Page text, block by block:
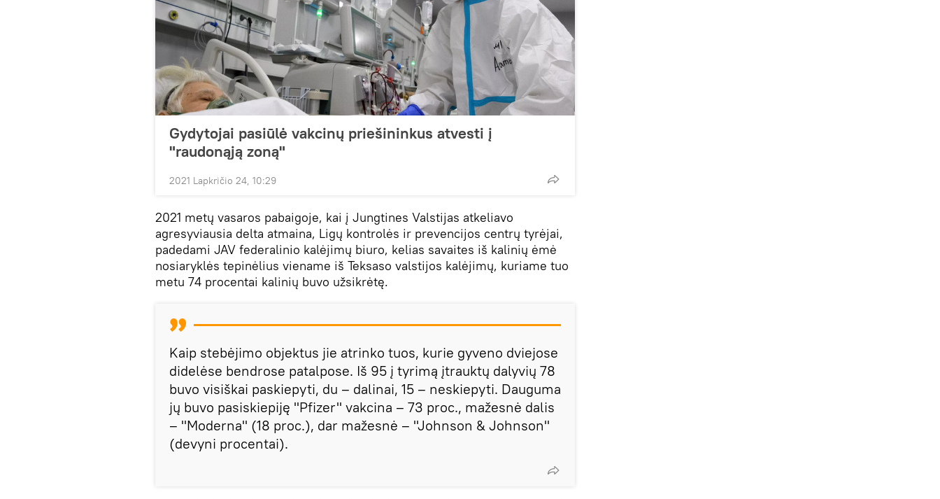
Gydytojai pasiūlė vakcinų priešininkus atvesti į
"raudonąją zoną"
2021 Lapkričio 24, 10:29
2021 metų vasaros pabaigoje, kai į Jungtines Valstijas atkeliavo
agresyviausia delta atmaina, Ligų kontrolės ir prevencijos centrų tyrėjai,
padedami JAV federalinio kalėjimų biuro, kelias savaites iš kalinių ėmė
nosiaryklės tepinėlius viename iš Teksaso valstijos kalėjimų, kuriame tuo
metu 74 procentai kalinių buvo užsikrėtę.
Kaip stebėjimo objektus jie atrinko tuos, kurie gyveno dviejose
didelėse bendrose patalpose. Iš 95 į tyrimą įtrauktų dalyvių 78
buvo visiškai paskiepyti, du – dalinai, 15 – neskiepyti. Dauguma
jų buvo pasiskiepiję "Pfizer" vakcina – 73 proc., mažesnė dalis
– "Moderna" (18 proc.), dar mažesnė – "Johnson & Johnson"
(devyni procentai).